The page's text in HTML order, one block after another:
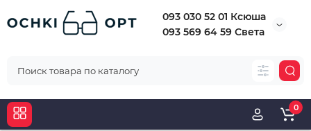
093 030 52 01 Ксюша
093 569 64 59 Света
0